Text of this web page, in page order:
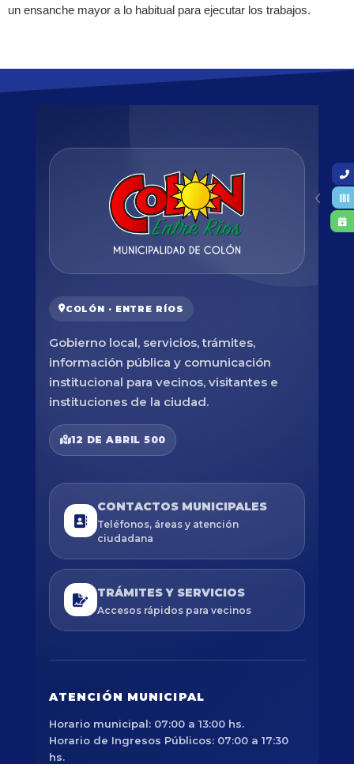
un ensanche mayor a lo habitual para ejecutar los trabajos.
COLÓN · ENTRE RÍOS
Gobierno local, servicios, trámites,
información pública y comunicación
institucional para vecinos, visitantes e
instituciones de la ciudad.
12 DE ABRIL 500
CONTACTOS MUNICIPALES
Teléfonos, áreas y atención
ciudadana
TRÁMITES Y SERVICIOS
Accesos rápidos para vecinos
ATENCIÓN MUNICIPAL
Horario municipal: 07:00 a 13:00 hs.
Horario de Ingresos Públicos: 07:00 a 17:30
hs.